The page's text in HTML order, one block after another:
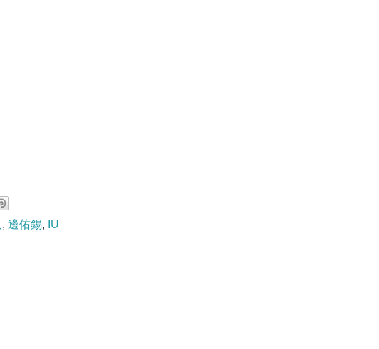
, 邊佑錫, IU